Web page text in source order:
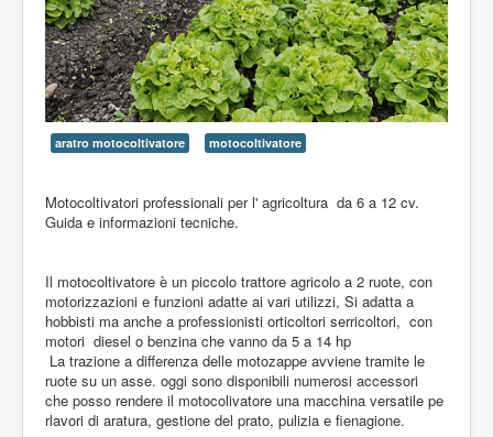
Trattori vigneto
Forbici e potatura
aratro motocoltivatore motocoltivatore
Motocoltivatori professionali per l' agricoltura da 6 a 12 cv.
Guida e informazioni tecniche.
Il motocoltivatore è un piccolo trattore agricolo a 2 ruote, con
motorizzazioni e funzioni adatte ai vari utilizzi, Si adatta a
hobbisti ma anche a professionisti orticoltori serricoltori, con
motori diesel o benzina che vanno da 5 a 14 hp
La trazione a differenza delle motozappe avviene tramite le
ruote su un asse. oggi sono disponibili numerosi accessori
che posso rendere il motocolivatore una macchina versatile pe
rlavori di aratura, gestione del prato, pulizia e fienagione.